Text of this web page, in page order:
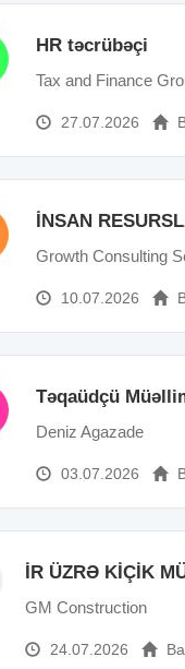
HR təcrübəçi
Tax and Finance
27.07.2026
İNSAN
Growth Consulting
10.07.2026
Təqaüdçü
Deniz Agazade
03.07.2026
İR ÜZRƏ KİÇİK
GM Construction
24.07.2026